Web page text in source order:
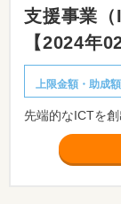
支援事業（
【2024年
上限金額・助成額